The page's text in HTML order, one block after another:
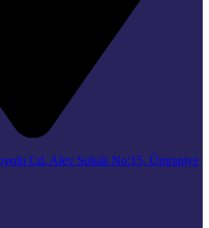
Cd. Alev Sokak No:15, Ümraniye